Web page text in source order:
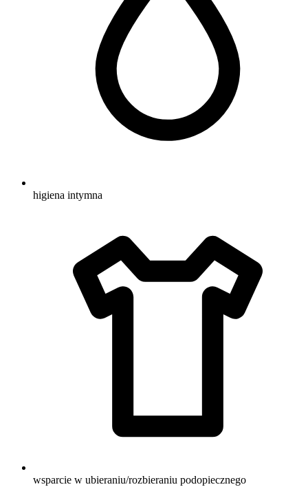
higiena intymna
wsparcie w ubieraniu/rozbieraniu podopiecznego